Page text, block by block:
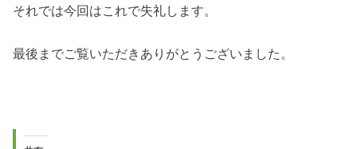
それでは今回はこれで失礼します。
最後までご覧いただきありがとうございました。